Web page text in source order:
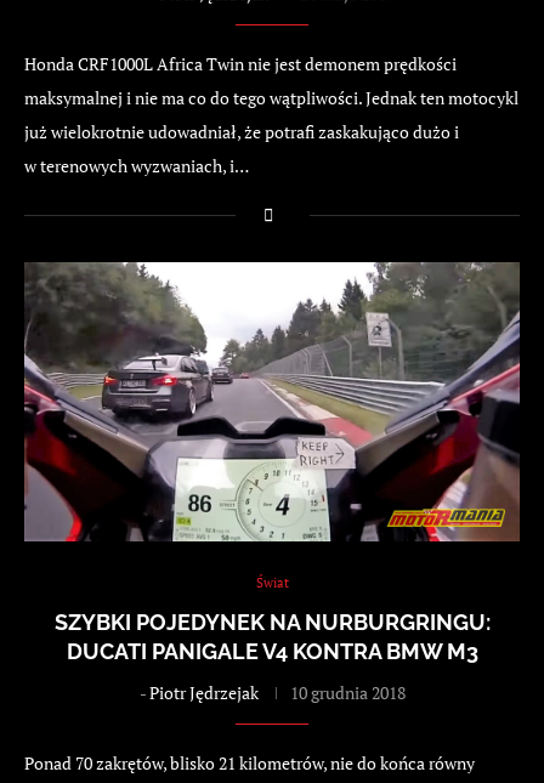
Honda CRF1000L Africa Twin nie jest demonem prędkości
maksymalnej i nie ma co do tego wątpliwości. Jednak ten motocykl
już wielokrotnie udowadniał, że potrafi zaskakująco dużo i
w terenowych wyzwaniach, i…
Świat
SZYBKI POJEDYNEK NA NURBURGRINGU:
DUCATI PANIGALE V4 KONTRA BMW M3
-Piotr Jędrzejak 10 grudnia 2018
Ponad 70 zakrętów, blisko 21 kilometrów, nie do końca równy